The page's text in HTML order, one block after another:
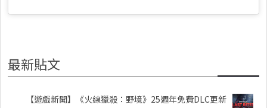
最新貼文
【遊戲新聞】《火線獵殺：野境》25週年免費DLC更新